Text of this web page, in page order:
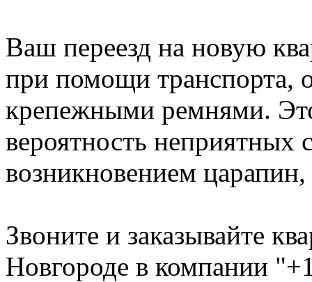
Ваш переезд на новую
при помощи транспорта,
крепежными ремнями.
вероятность неприятных
возникновением царапин,
Звоните и заказывайте
Новгороде в компании